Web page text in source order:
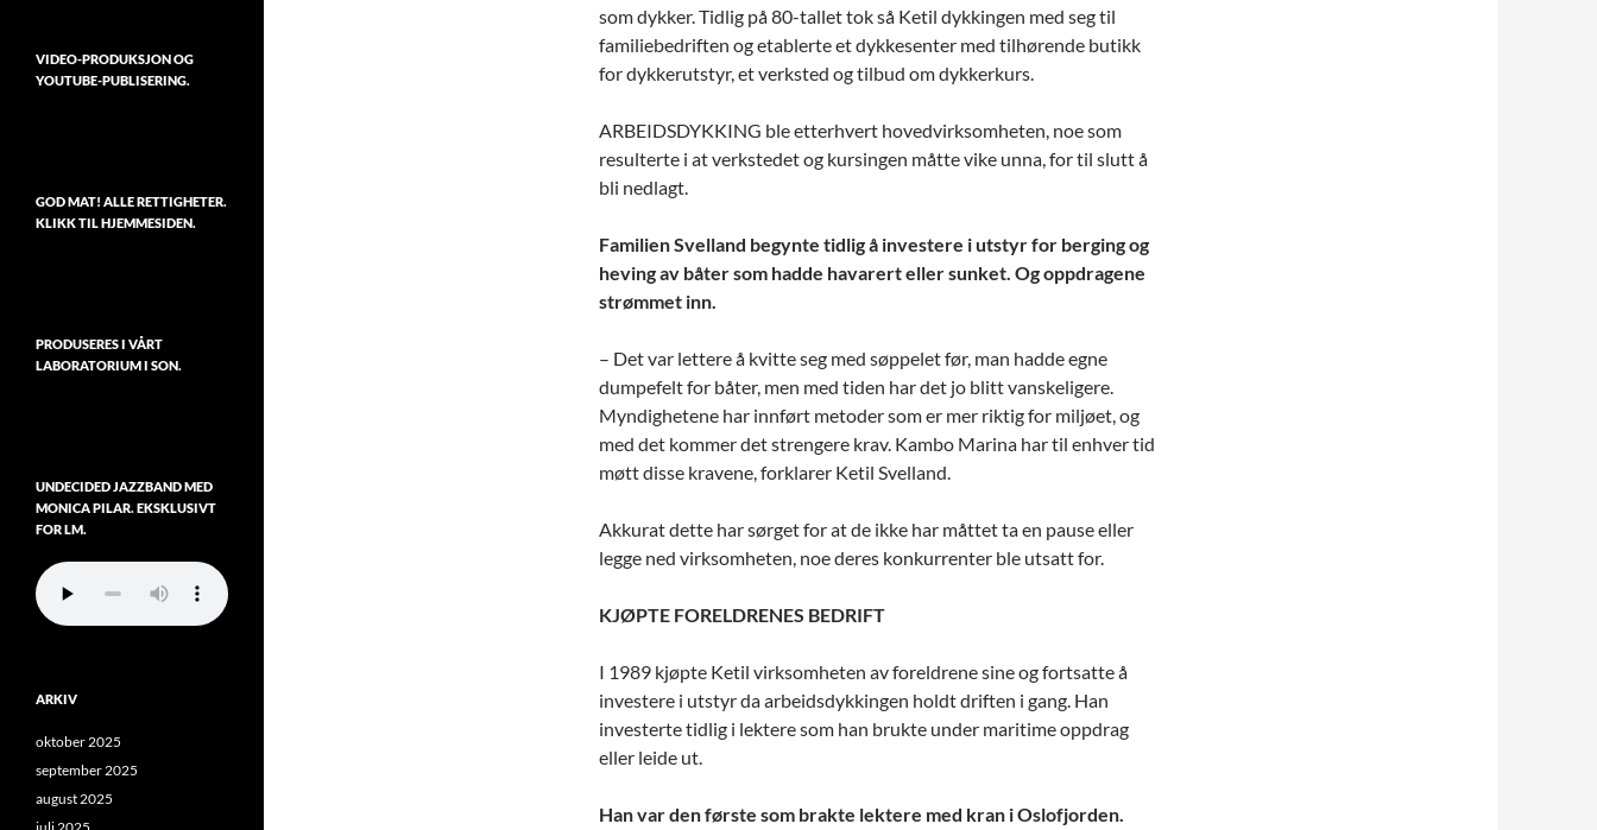
som dykker. Tidlig på 80-tallet tok så Ketil dykkingen med seg til
familiebedriften og etablerte et dykkesenter med tilhørende butikk
for dykkerutstyr, et verksted og tilbud om dykkerkurs.
ARBEIDSDYKKING ble etterhvert hovedvirksomheten, noe som
resulterte i at verkstedet og kursingen måtte vike unna, for til slutt å
bli nedlagt.
Familien Svelland begynte tidlig å investere i utstyr for berging og
heving av båter som hadde havarert eller sunket. Og oppdragene
strømmet inn.
– Det var lettere å kvitte seg med søppelet før, man hadde egne
dumpefelt for båter, men med tiden har det jo blitt vanskeligere.
Myndighetene har innført metoder som er mer riktig for miljøet, og
med det kommer det strengere krav. Kambo Marina har til enhver tid
møtt disse kravene, forklarer Ketil Svelland.
Akkurat dette har sørget for at de ikke har måttet ta en pause eller
legge ned virksomheten, noe deres konkurrenter ble utsatt for.
KJØPTE FORELDRENES BEDRIFT
I 1989 kjøpte Ketil virksomheten av foreldrene sine og fortsatte å
investere i utstyr da arbeidsdykkingen holdt driften i gang. Han
investerte tidlig i lektere som han brukte under maritime oppdrag
eller leide ut.
Han var den første som brakte lektere med kran i Oslofjorden.
VIDEO-PRODUKSJON OG
YOUTUBE-PUBLISERING.
GOD MAT! ALLE RETTIGHETER.
KLIKK TIL HJEMMESIDEN.
PRODUSERES I VÅRT
LABORATORIUM I SON.
UNDECIDED JAZZBAND MED
MONICA PILAR. EKSKLUSIVT
FOR LM.
ARKIV
oktober 2025
september 2025
august 2025